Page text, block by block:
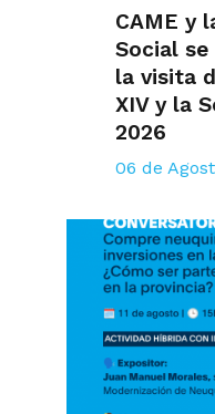
CAME y
Social
la visita
XIV y la
2026
06 de